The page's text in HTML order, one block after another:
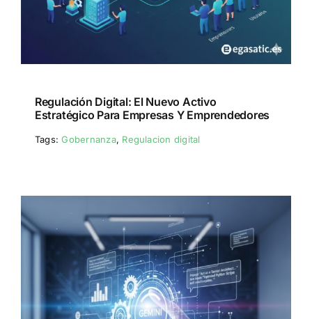
Regulación Digital: El Nuevo Activo
Estratégico Para Empresas Y Emprendedores
Tags:Gobernanza, Regulacion digital